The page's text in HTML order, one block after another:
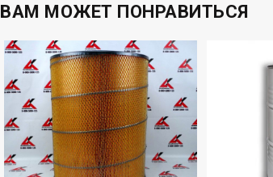
ВАМ МОЖЕТ ПОНРАВИТЬСЯ